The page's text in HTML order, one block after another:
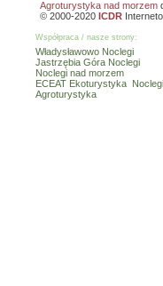
Agroturystyka nad morzem
© 2000-2020 ICDR
Współpraca / nasze strony:
Władysławowo Noclegi
Jastrzębia Góra Noclegi
Noclegi nad morzem
ECEAT Ekoturystyka
Agroturystyka